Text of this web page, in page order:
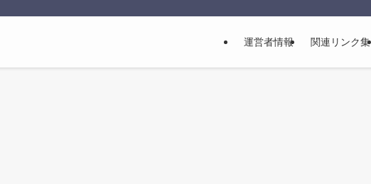
運営者情報 関連リンク集